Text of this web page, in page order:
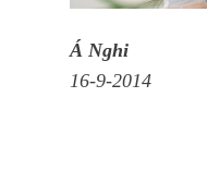
Á Nghi
16-9-2014